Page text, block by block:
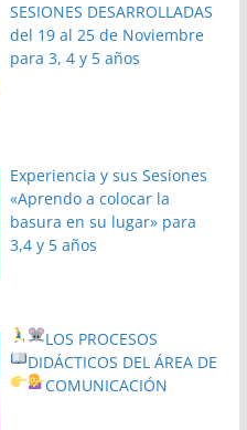
SESIONES DESARROLLADAS
del 19 al 25 de Noviembre
para 3, 4 y 5 años
Experiencia y sus Sesiones
«Aprendo a colocar la
basura en su lugar» para
3,4 y 5 años
LOS PROCESOS
DIDÁCTICOS DEL ÁREA DE
COMUNICACIÓN